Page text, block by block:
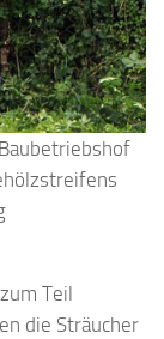
Teil
die Sträucher